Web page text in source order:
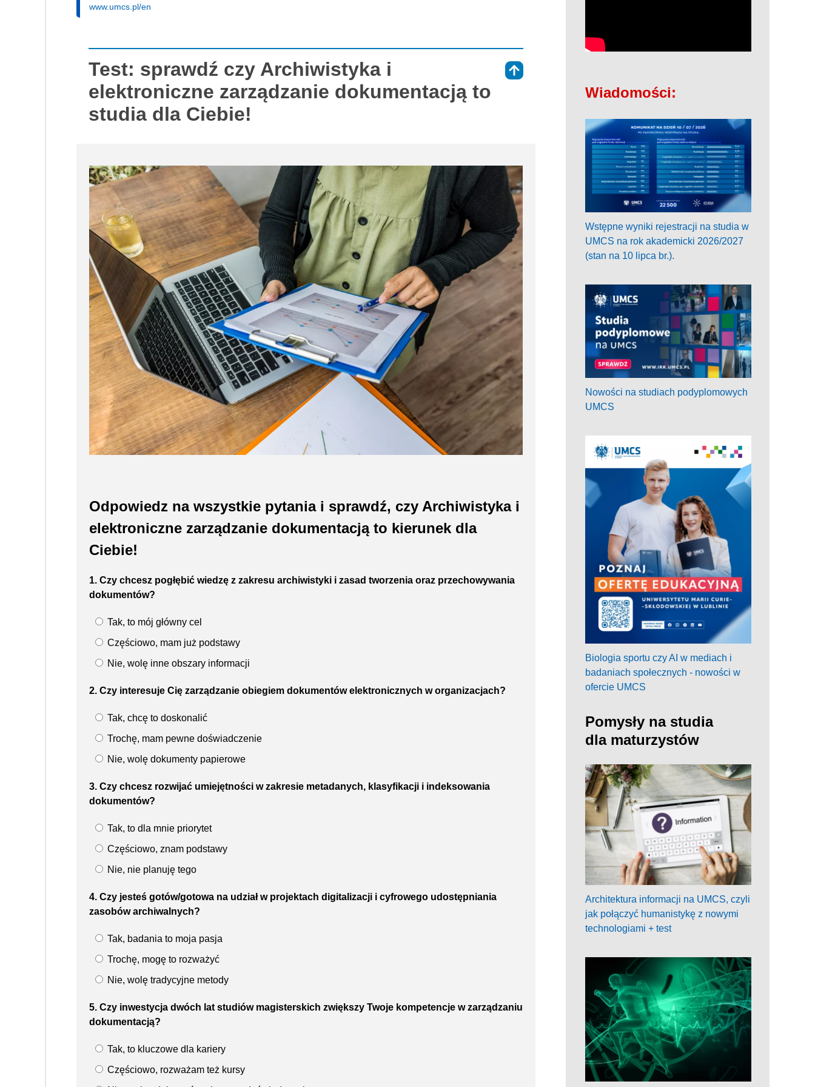
www.umcs.pl/en
Test: sprawdź czy Archiwistyka i
elektroniczne zarządzanie dokumentacją to
studia dla Ciebie!
Odpowiedz na wszystkie pytania i sprawdź, czy Archiwistyka i
elektroniczne zarządzanie dokumentacją to kierunek dla
Ciebie!
1. Czy chcesz pogłębić wiedzę z zakresu archiwistyki i zasad tworzenia oraz przechowywania
dokumentów?
Tak, to mój główny cel
Częściowo, mam już podstawy
Nie, wolę inne obszary informacji
2. Czy interesuje Cię zarządzanie obiegiem dokumentów elektronicznych w organizacjach?
Tak, chcę to doskonalić
Trochę, mam pewne doświadczenie
Nie, wolę dokumenty papierowe
3. Czy chcesz rozwijać umiejętności w zakresie metadanych, klasyfikacji i indeksowania
dokumentów?
Tak, to dla mnie priorytet
Częściowo, znam podstawy
Nie, nie planuję tego
4. Czy jesteś gotów/gotowa na udział w projektach digitalizacji i cyfrowego udostępniania
zasobów archiwalnych?
Tak, badania to moja pasja
Trochę, mogę to rozważyć
Nie, wolę tradycyjne metody
5. Czy inwestycja dwóch lat studiów magisterskich zwiększy Twoje kompetencje w zarządzaniu
dokumentacją?
Tak, to kluczowe dla kariery
Częściowo, rozważam też kursy
Wiadomości:
Wstępne wyniki rejestracji na studia w
UMCS na rok akademicki 2026/2027
(stan na 10 lipca br.).
Nowości na studiach podyplomowych
UMCS
Biologia sportu czy AI w mediach i
badaniach społecznych - nowości w
ofercie UMCS
Pomysły na studia
dla maturzystów
Architektura informacji na UMCS, czyli
jak połączyć humanistykę z nowymi
technologiami + test